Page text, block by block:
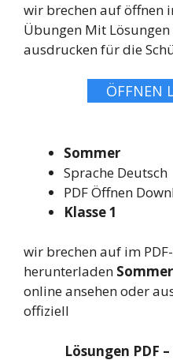
wir brechen auf öffnen
Übungen Mit Lösungen
ausdrucken für die
ÖFFNEN
Sommer
Sprache Deutsch
PDF Öffnen
Klasse 1
wir brechen auf im
herunterladen
online ansehen oder
offiziell
Lösungen PDF